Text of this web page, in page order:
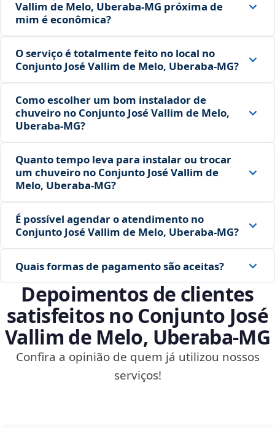
Vallim de Melo, Uberaba‑MG próxima de
mim é econômica?
O serviço é totalmente feito no local no
Conjunto José Vallim de Melo, Uberaba‑MG?
Como escolher um bom instalador de
chuveiro no Conjunto José Vallim de Melo,
Uberaba‑MG?
Quanto tempo leva para instalar ou trocar
um chuveiro no Conjunto José Vallim de
Melo, Uberaba‑MG?
É possível agendar o atendimento no
Conjunto José Vallim de Melo, Uberaba‑MG?
Quais formas de pagamento são aceitas?
Depoimentos de clientes
satisfeitos no Conjunto José
Vallim de Melo, Uberaba‑MG
Confira a opinião de quem já utilizou nossos
serviços!